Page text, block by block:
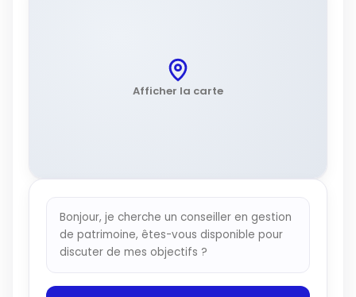
Afficher la carte
Bonjour, je cherche un conseiller en gestion
de patrimoine, êtes-vous disponible pour
discuter de mes objectifs ?